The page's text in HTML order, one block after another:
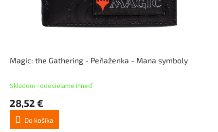
Magic: the Gathering - Peňaženka - Mana symboly
Skladom - odosielame ihneď
28,52 €
Do košíka